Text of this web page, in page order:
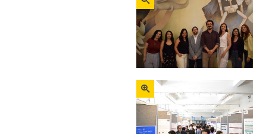
Zoom